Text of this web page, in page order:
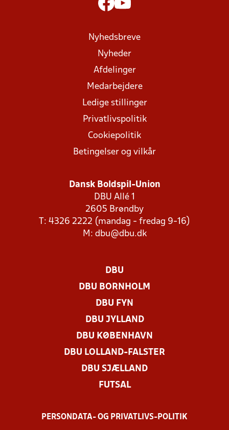
Nyhedsbreve
Nyheder
Afdelinger
Medarbejdere
Ledige stillinger
Privatlivspolitik
Cookiepolitik
Betingelser og vilkår
Dansk Boldspil-Union
DBU Allé 1
2605 Brøndby
T: 4326 2222 (mandag - fredag 9-16)
M: dbu@dbu.dk
DBU
DBU BORNHOLM
DBU FYN
DBU JYLLAND
DBU KØBENHAVN
DBU LOLLAND-FALSTER
DBU SJÆLLAND
FUTSAL
PERSONDATA- OG PRIVATLIVS-POLITIK